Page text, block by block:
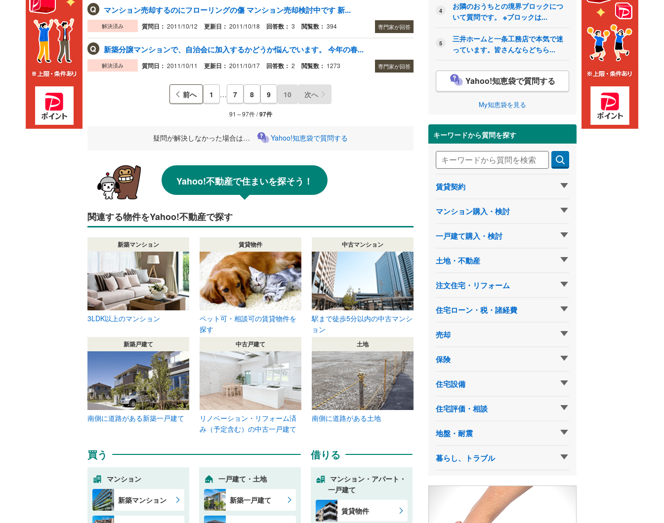
Q マンション売却するのにフローリングの傷 マンション売却検討中です 新...
解決済み 質問日： 2011/10/12 更新日： 2011/10/18 回答数： 3 閲覧数： 394 専門家が回答
Q 新築分譲マンションで、自治会に加入するかどうか悩んでいます。 今年の春...
解決済み 質問日： 2011/10/11 更新日： 2011/10/17 回答数： 2 閲覧数： 1273 専門家が回答
前へ 1 … 7 8 9 10 次へ
91～97件 /97件
疑問が解決しなかった場合は… Yahoo!知恵袋で質問する
Yahoo!不動産で住まいを探そう！
関連する物件をYahoo!不動産で探す
新築マンション
3LDK以上のマンション
賃貸物件
ペット可・相談可の賃貸物件を
探す
中古マンション
駅まで徒歩5分以内の中古マンシ
ョン
新築戸建て
南側に道路がある新築一戸建て
中古戸建て
リノベーション・リフォーム済
み（予定含む）の中古一戸建て
土地
南側に道路がある土地
買う
マンション
新築マンション
一戸建て・土地
新築一戸建て
借りる
マンション・アパート・
一戸建て
賃貸物件
4
お隣のおうちとの境界ブロックにつ
いて質問です。 ※ブロックは...
5
三井ホームと一条工務店で本気で迷
っています。皆さんならどちら...
Yahoo!知恵袋で質問する
My知恵袋を見る
キーワードから質問を探す
賃貸契約
マンション購入・検討
一戸建て購入・検討
土地・不動産
注文住宅・リフォーム
住宅ローン・税・諸経費
売却
保険
住宅設備
住宅評価・相談
地盤・耐震
暮らし、トラブル